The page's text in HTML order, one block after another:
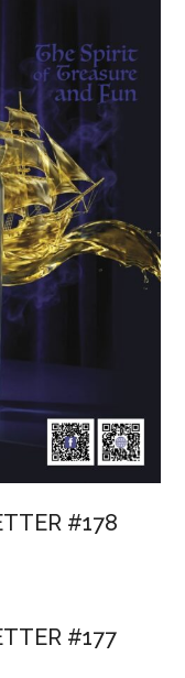
#178
#177